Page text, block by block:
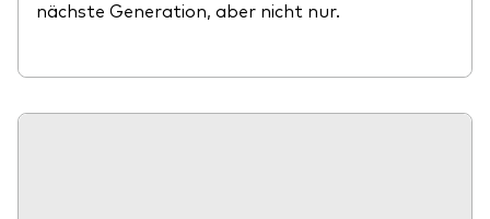
nächste Generation, aber nicht nur.